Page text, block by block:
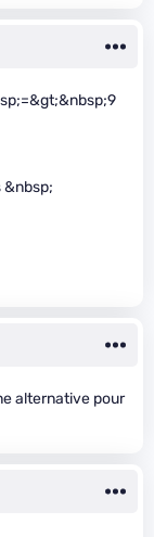
&nbsp;
alternative pour